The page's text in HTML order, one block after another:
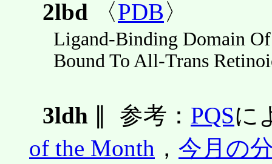
2lbd 〈PDB〉
Ligand-Binding Domain
Bound To All-Trans
3ldh 参考： PQSに
of the Month ， 今月の